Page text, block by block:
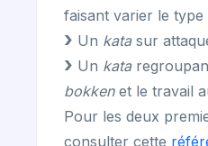
faisant varier le type
Un katasur
Un kata
bokkenet le travail
Pour les deux
consulter cette